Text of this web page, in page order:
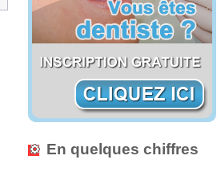
En quelques chiffres